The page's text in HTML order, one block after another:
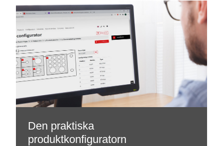
Den praktiska
produktkonfiguratorn